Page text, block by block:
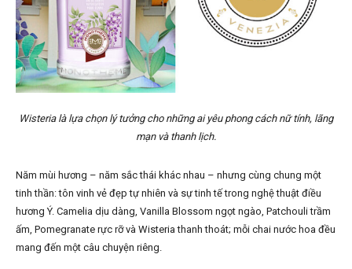
Wisteria là lựa chọn lý tưởng cho những ai yêu phong cách nữ tính, lãng
mạn và thanh lịch.
Năm mùi hương – năm sắc thái khác nhau – nhưng cùng chung một
tinh thần: tôn vinh vẻ đẹp tự nhiên và sự tinh tế trong nghệ thuật điều
hương Ý. Camelia dịu dàng, Vanilla Blossom ngọt ngào, Patchouli trầm
ấm, Pomegranate rực rỡ và Wisteria thanh thoát; mỗi chai nước hoa đều
mang đến một câu chuyện riêng.